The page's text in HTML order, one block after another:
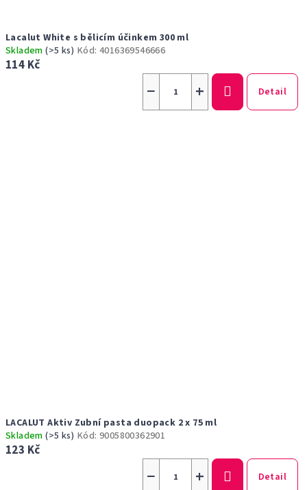
Lacalut White s bělicím účinkem 300 ml
Skladem(>5 ks) Kód:4016369546666
114 Kč
+
− Detail
LACALUT Aktiv Zubní pasta duopack 2 x 75 ml
Skladem(>5 ks) Kód:9005800362901
123 Kč
+
− Detail